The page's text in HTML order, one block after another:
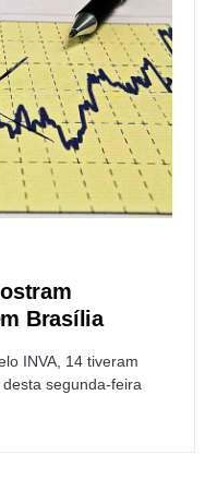
Brasília
INVA, 14 tiveram
segunda-feira